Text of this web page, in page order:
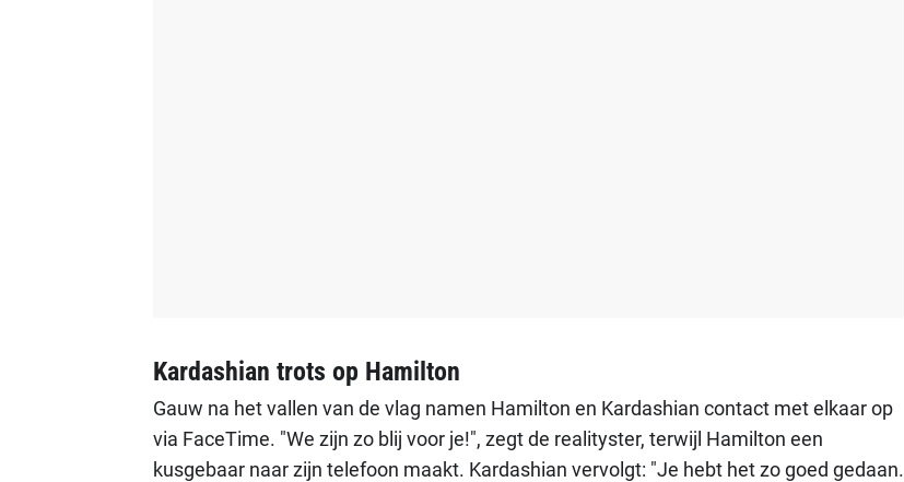
Kardashian trots op Hamilton
Gauw na het vallen van de vlag namen Hamilton en Kardashian contact met elkaar op
via FaceTime. "We zijn zo blij voor je!", zegt de realityster, terwijl Hamilton een
kusgebaar naar zijn telefoon maakt. Kardashian vervolgt: "Je hebt het zo goed gedaan.